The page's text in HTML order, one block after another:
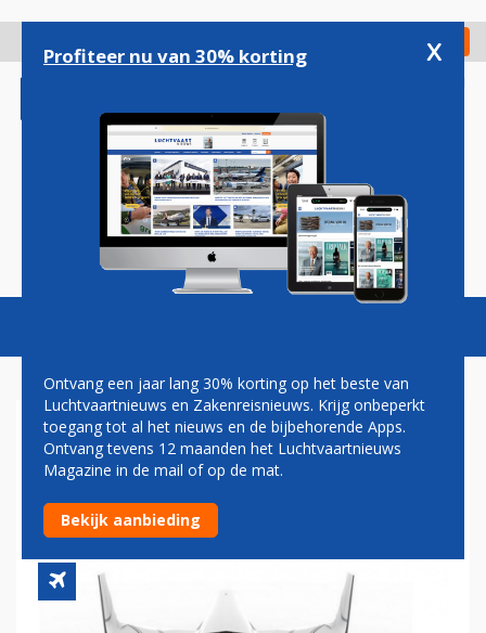
gaan
Check in
Magazine Podcasts Vacatures
XCOR SPACE EXPEDITIONS
LOOFT RUIMTEREIS UIT BIJ
HOLE-IN-ONE OP KLM OPEN
Profiteer nu van 30% korting x
Ontvang een jaar lang 30% korting op het beste van
Luchtvaartnieuws en Zakenreisnieuws. Krijg onbeperkt
toegang tot al het nieuws en de bijbehorende Apps.
Ontvang tevens 12 maanden het Luchtvaartnieuws
Magazine in de mail of op de mat.
Bekijk aanbieding